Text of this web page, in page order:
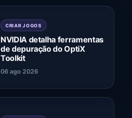
CRIAR JOGOS
NVIDIA detalha ferramentas
de depuração do OptiX
Toolkit
06 ago 2026